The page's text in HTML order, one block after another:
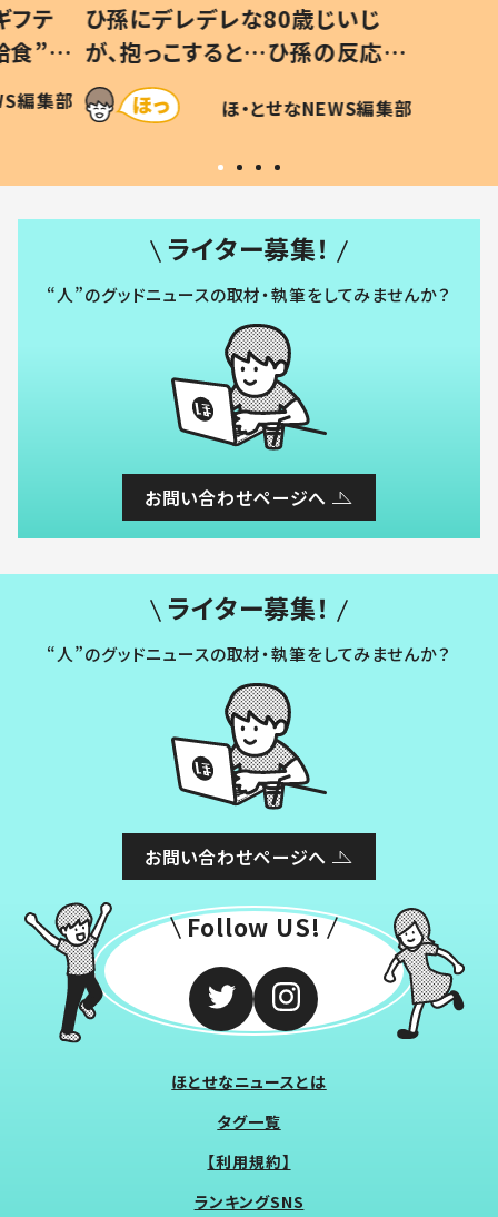
フテ
食”を
親
編集部
ひ孫にデレデレな80歳じいじ
が、抱っこすると…ひ孫の反応に
「涙が出ました」「可愛くて仕方な
い」
ほ・とせなNEWS編集部
ライター募集！
“人”のグッドニュースの取材・執筆をしてみませんか？
お問い合わせページへ
ライター募集！
“人”のグッドニュースの取材・執筆をしてみませんか？
お問い合わせページへ
Follow US!
ほとせなニュースとは
タグ一覧
【利用規約】
ランキングSNS